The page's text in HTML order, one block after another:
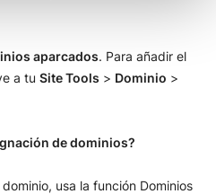
aparcados. Para añadir el
a tu Site Tools > Dominio >
de dominios?
usa la función Dominios